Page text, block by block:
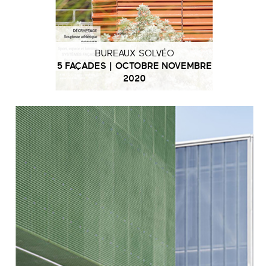
BUREAUX SOLVÉO
5 FAÇADES | OCTOBRE NOVEMBRE
2020